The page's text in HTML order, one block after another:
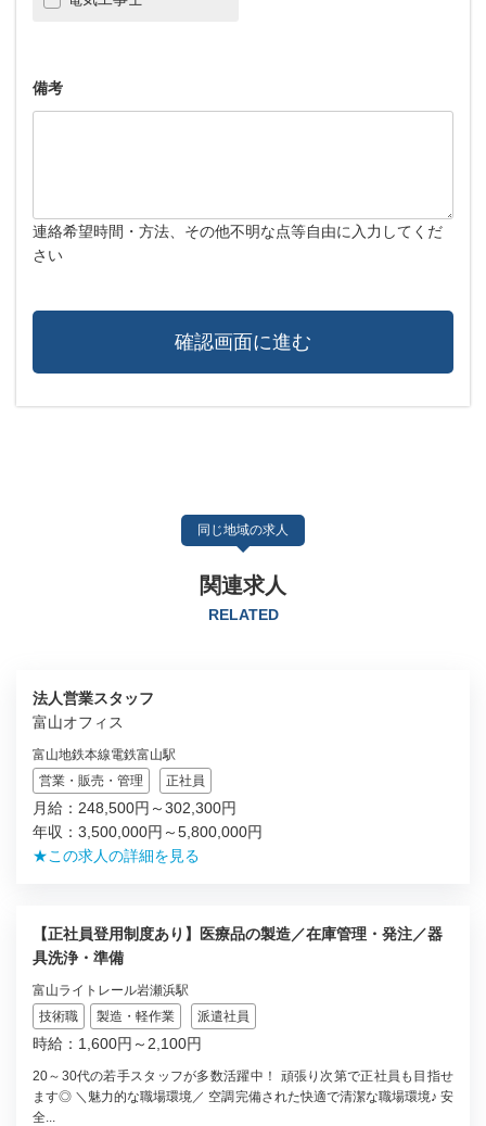
備考
連絡希望時間・方法、その他不明な点等自由に入力してくだ
さい
同じ地域の求人
関連求人
RELATED
法人営業スタッフ
富山オフィス
富山地鉄本線電鉄富山駅
営業・販売・管理
正社員
月給：248,500円～302,300円
年収：3,500,000円～5,800,000円
★この求人の詳細を見る
【正社員登用制度あり】医療品の製造／在庫管理・発注／器
具洗浄・準備
富山ライトレール岩瀬浜駅
技術職
製造・軽作業 派遣社員
時給：1,600円～2,100円
20～30代の若手スタッフが多数活躍中！ 頑張り次第で正社員も目指せ
ます◎ ＼魅力的な職場環境／ 空調完備された快適で清潔な職場環境♪ 安
全...